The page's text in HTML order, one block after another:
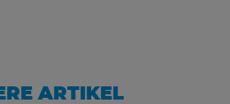
ARTIKEL